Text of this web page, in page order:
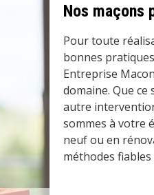
Nos maçons
Pour toute
bonnes
Entreprise
domaine. Que
autre
sommes à votre
neuf ou en
méthodes